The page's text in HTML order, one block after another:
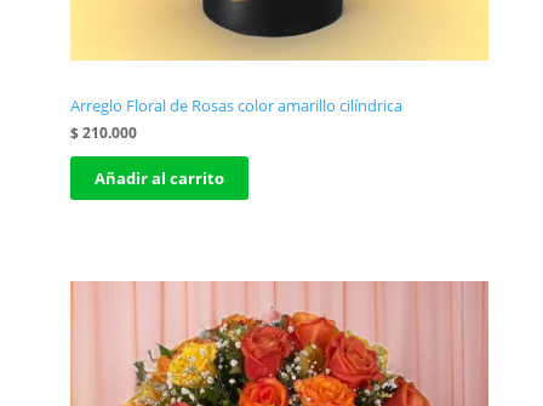
Arreglo Floral de Rosas color amarillo cilíndrica
$210.000
Añadir al carrito